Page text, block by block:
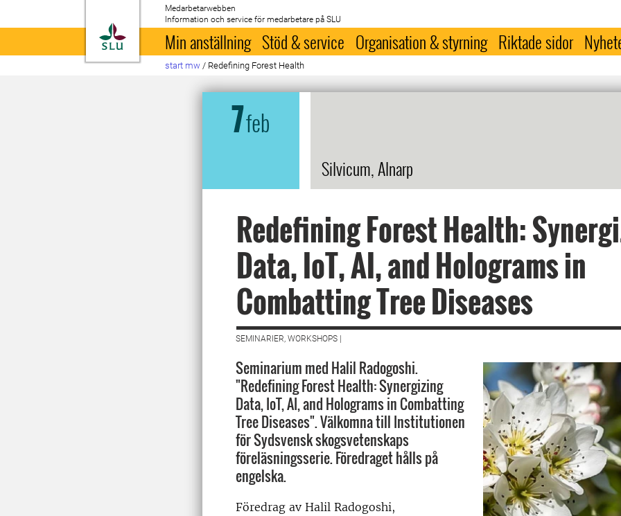
Till startsida
Medarbetarwebben
Information och service för medarbetare på SLU
Min anställning Stöd & service Organisation & styrning Riktade sidor
start mw / Redefining Forest Health
7feb
Silvicum, Alnarp
Redefining Forest Health:
Data, IoT, AI, and Holograms in
Combatting Tree Diseases
SEMINARIER, WORKSHOPS |
Seminarium med Halil Radogoshi.
"Redefining Forest Health: Synergizing
Data, IoT, AI, and Holograms in Combatting
Tree Diseases". Välkomna till Institutionen
för Sydsvensk skogsvetenskaps
föreläsningsserie. Föredraget hålls på
engelska.
Föredrag av Halil Radogoshi,